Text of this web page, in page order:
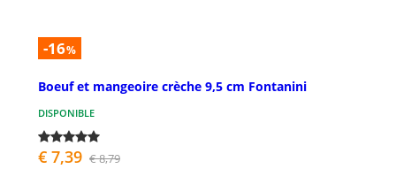
-16%
Boeuf et mangeoire crèche 9,5 cm Fontanini
DISPONIBLE
€ 7,39 € 8,79